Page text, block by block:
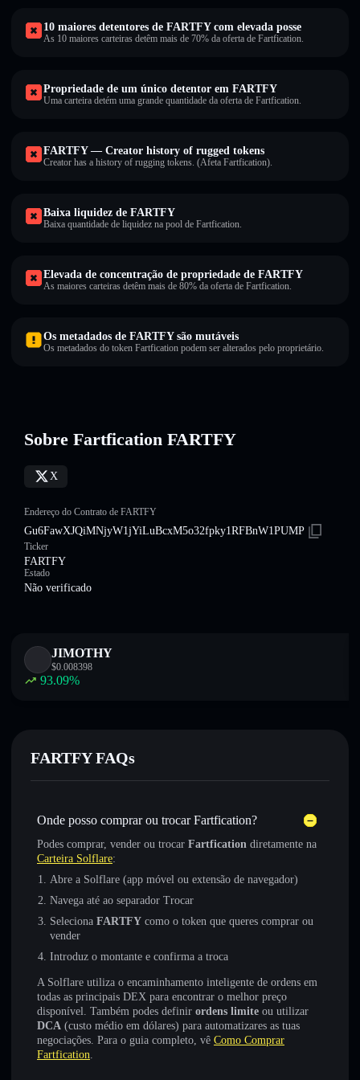
10 maiores detentores de FARTFY com elevada posse
As 10 maiores carteiras detêm mais de 70% da oferta de Fartfication.
Propriedade de um único detentor em FARTFY
Uma carteira detém uma grande quantidade da oferta de Fartfication.
FARTFY — Creator history of rugged tokens
Creator has a history of rugging tokens. (Afeta Fartfication).
Baixa liquidez de FARTFY
Baixa quantidade de liquidez na pool de Fartfication.
Elevada de concentração de propriedade de FARTFY
As maiores carteiras detêm mais de 80% da oferta de Fartfication.
Os metadados de FARTFY são mutáveis
Os metadados do token Fartfication podem ser alterados pelo proprietário.
Sobre Fartfication FARTFY
X
Endereço do Contrato de FARTFY
Gu6FawXJQiMNjyW1jYiLuBcxM5o32fpky1RFBnW1PUMP
Ticker
FARTFY
Estado
Não verificado
JIMOTHY
$0.008398
93.09%
FARTFY FAQs
Onde posso comprar ou trocar Fartfication?
Podes comprar, vender ou trocar Fartfication diretamente na
Carteira Solflare:
Abre a Solflare (app móvel ou extensão de navegador)
Navega até ao separador Trocar
Seleciona FARTFY como o token que queres comprar ou
vender
Introduz o montante e confirma a troca
A Solflare utiliza o encaminhamento inteligente de ordens em
todas as principais DEX para encontrar o melhor preço
disponível. Também podes definir ordens limite ou utilizar
DCA (custo médio em dólares) para automatizares as tuas
negociações. Para o guia completo, vê Como Comprar
Fartfication.